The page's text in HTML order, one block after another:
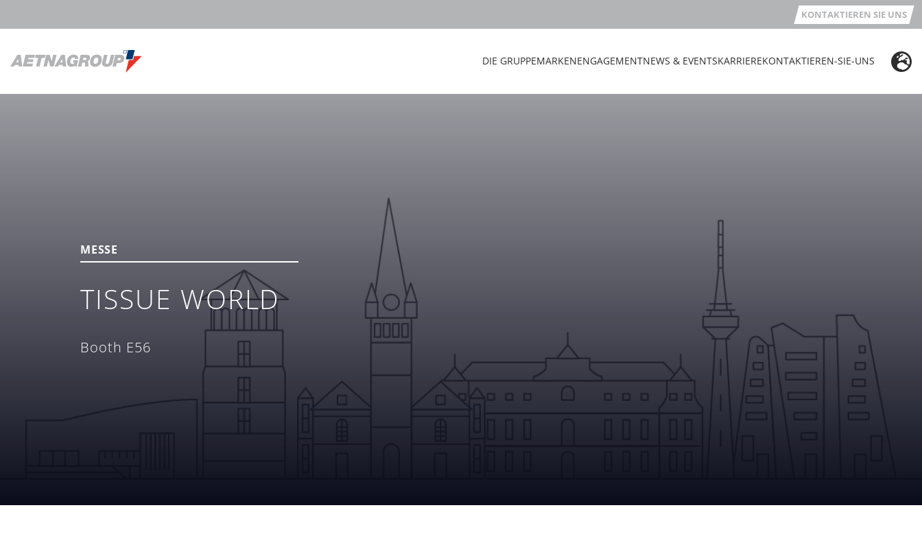
KONTAKTIEREN SIE UNS
DIE GRUPPEMARKENENGAGEMENTNEWS & EVENTSKARRIEREKONTAKTIEREN-SIE-UNS
MESSE
TISSUE WORLD
Booth E56